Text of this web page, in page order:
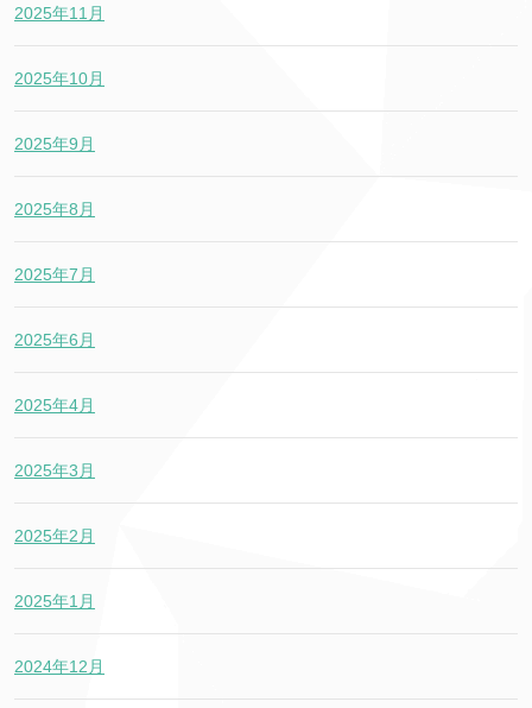
2025年11月
2025年10月
2025年9月
2025年8月
2025年7月
2025年6月
2025年4月
2025年3月
2025年2月
2025年1月
2024年12月